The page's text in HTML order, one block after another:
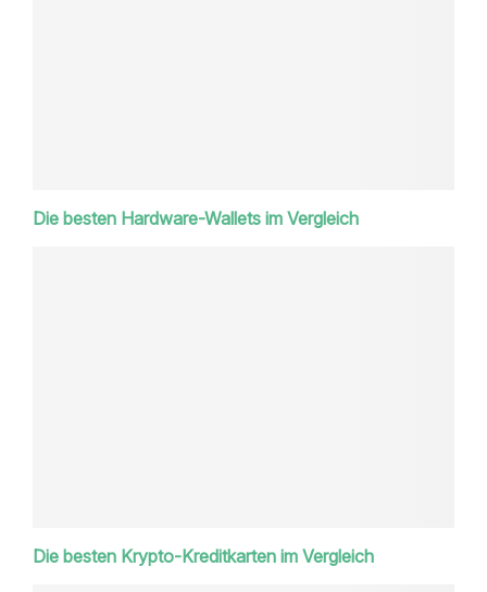
Die besten Hardware-Wallets im Vergleich
Die besten Krypto-Kreditkarten im Vergleich